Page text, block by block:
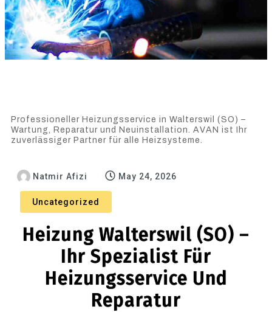
Professioneller Heizungsservice in Walterswil (SO) –
Wartung, Reparatur und Neuinstallation. AVAN ist Ihr
zuverlässiger Partner für alle Heizsysteme.
Natmir Afizi May 24, 2026
Uncategorized
Heizung Walterswil (SO) –
Ihr Spezialist Für
Heizungsservice Und
Reparatur